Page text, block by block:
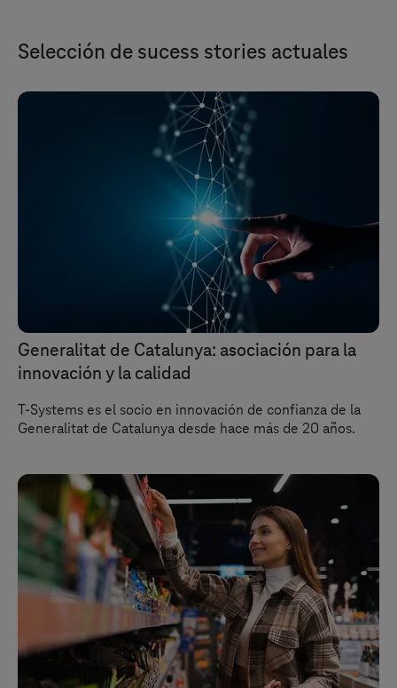
Selección de sucess stories actuales
Generalitat de Catalunya: asociación para la
innovación y la calidad
T-Systems es el socio en innovación de confianza de la
Generalitat de Catalunya desde hace más de 20 años.